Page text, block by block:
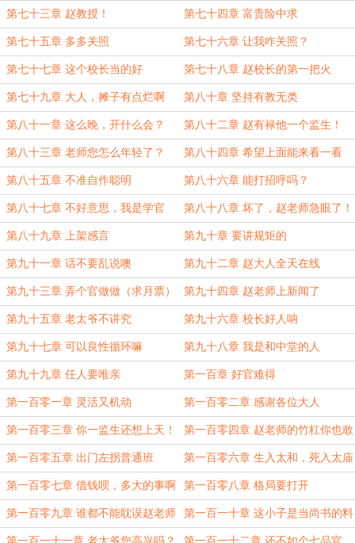
第七十三章 赵教授！ 第七十四章 富贵险中求
第七十五章 多多关照 第七十六章 让我咋关照？
第七十七章 这个校长当的好 第七十八章 赵校长的第一把火
第七十九章 大人，摊子有点烂啊 第八十章 坚持有教无类
第八十一章 这么晚，开什么会？ 第八十二章 赵有禄他一个监生！
第八十三章 老师您怎么年轻了？ 第八十四章 希望上面能来看一看
第八十五章 不准自作聪明 第八十六章 能打招呼吗？
第八十七章 不好意思，我是学官 第八十八章 坏了，赵老师急眼了！
第八十九章 上架感言 第九十章 要讲规矩的
第九十一章 话不要乱说噢 第九十二章 赵大人全天在线
第九十三章 弄个官做做（求月票） 第九十四章 赵老师上新闻了
第九十五章 老太爷不讲究 第九十六章 校长好人呐
第九十七章 可以良性循环嘛 第九十八章 我是和中堂的人
第九十九章 任人要唯亲 第一百章 好官难得
第一百零一章 灵活又机动 第一百零二章 感谢各位大人
第一百零三章 你一监生还想上天！ 第一百零四章 赵老师的竹杠你也敢
敲！
第一百零五章 出门左拐普通班 第一百零六章 生入太和，死入太庙
第一百零七章 借钱呗，多大的事啊 第一百零八章 格局要打开
第一百零九章 谁都不能耽误赵老师 第一百一十章 这小子是当尚书的料